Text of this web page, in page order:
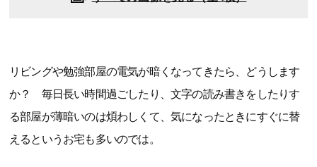
リビングや勉強部屋の電気が暗くなってきたら、どうします
か？ 毎日長い時間過ごしたり、文字の読み書きをしたりす
る部屋が薄暗いのは煩わしくて、気になったときにすぐに替
えるというお宅も多いのでは。